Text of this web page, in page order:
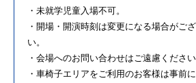
・未就学児童入場不可。
・開場・開演時刻は変更になる場合がご
い。
・会場へのお問い合わせはご遠慮ください
・車椅子エリアをご利用のお客様は事前